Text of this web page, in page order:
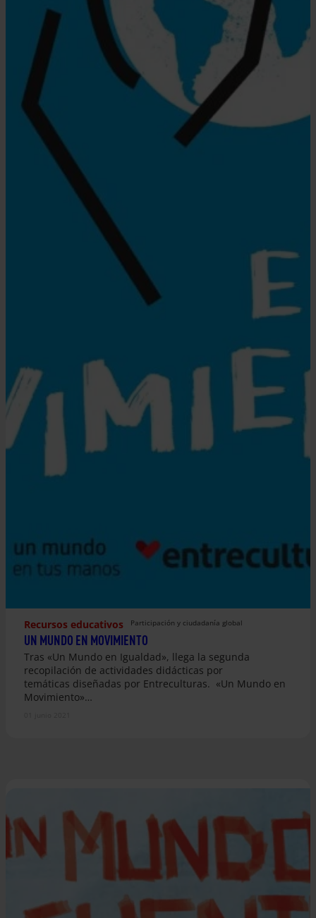
Recursos educativos Participación y ciudadanía global
UN MUNDO EN MOVIMIENTO
Tras «Un Mundo en Igualdad», llega la segunda
recopilación de actividades didácticas por
temáticas diseñadas por Entreculturas. «Un Mundo en
Movimiento»…